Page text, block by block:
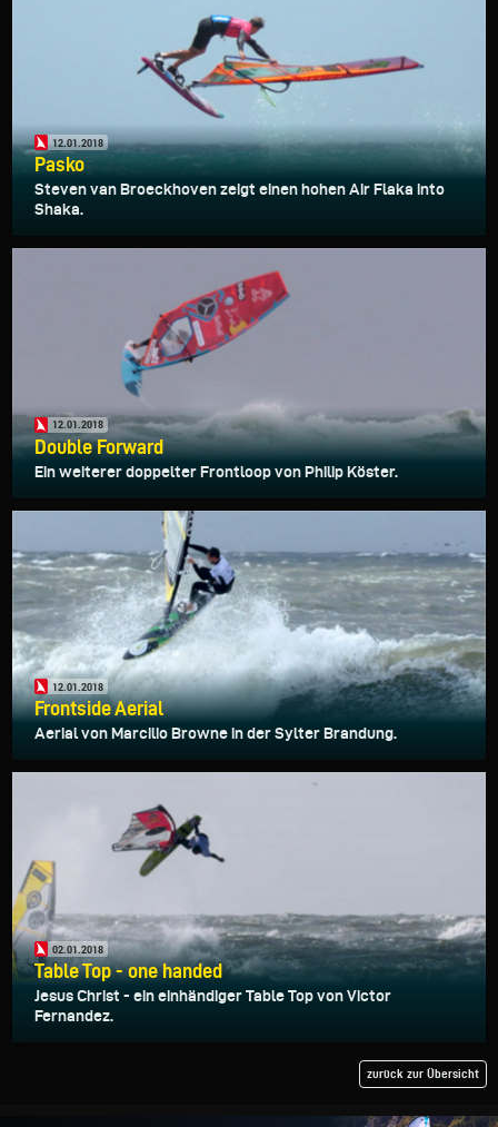
12.01.2018
Pasko
Steven van Broeckhoven zeigt einen hohen Air Flaka into
Shaka.
12.01.2018
Double Forward
Ein weiterer doppelter Frontloop von Philip Köster.
12.01.2018
Frontside Aerial
Aerial von Marcilio Browne in der Sylter Brandung.
02.01.2018
Table Top - one handed
Jesus Christ - ein einhändiger Table Top von Victor
Fernandez.
zurück zur Übersicht